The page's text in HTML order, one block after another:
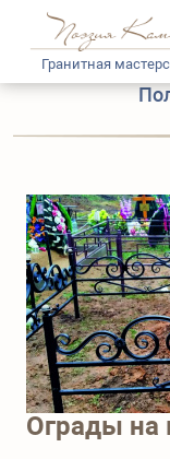
Гранитная
Ограды на